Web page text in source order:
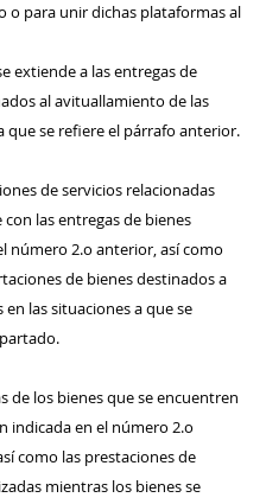
o para unir dichas plataformas al
extiende a las entregas de
al avituallamiento de las
que se refiere el párrafo anterior.
de servicios relacionadas
las entregas de bienes
número 2.o anterior, así como
de bienes destinados a
en las situaciones a que se
de los bienes que se encuentren
indicada en el número 2.o
como las prestaciones de
mientras los bienes se